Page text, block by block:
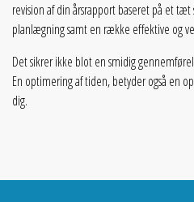
revision af din årsrapport baseret på et
planlægning samt en række effektive og
Det sikrer ikke blot en smidig
En optimering af tiden, betyder også en
dig.